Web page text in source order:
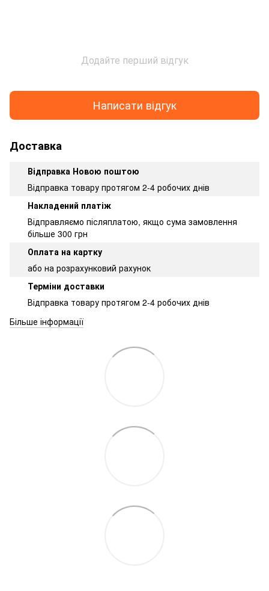
Додайте перший відгук
Написати відгук
Доставка
Відправка Новою поштою
Відправка товару протягом 2-4 робочих днів
Накладений платіж
Відправляємо післяплатою, якщо сума замовлення
більше 300 грн
Оплата на картку
або на розрахунковий рахунок
Терміни доставки
Відправка товару протягом 2-4 робочих днів
Більше інформації